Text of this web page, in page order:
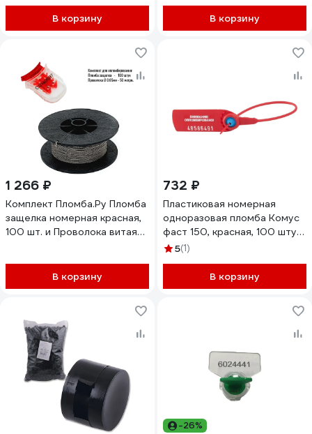
В корзину В корзину
1 266 ₽
Комплект Пломба.Ру Пломба
защелка номерная красная,
100 шт. и Проволока витая
В корзину
732 ₽
Пластиковая номерная
одноразовая пломба Комус
фаст 150, красная, 100 штук
1747324
5(1)
В корзину
-26%